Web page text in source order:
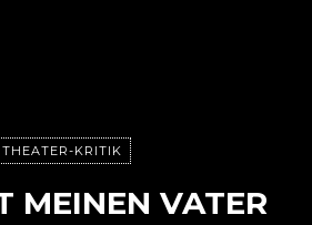
THEATER-KRITIK
MEINEN VATER